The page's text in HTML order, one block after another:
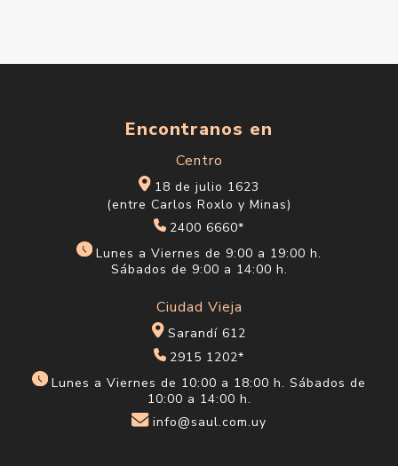
Encontranos en
Centro
18 de julio 1623
(entre Carlos Roxlo y Minas)
2400 6660*
Lunes a Viernes de 9:00 a 19:00 h.
Sábados de 9:00 a 14:00 h.
Ciudad Vieja
Sarandí 612
2915 1202*
Lunes a Viernes de 10:00 a 18:00 h. Sábados de
10:00 a 14:00 h.
info@saul.com.uy